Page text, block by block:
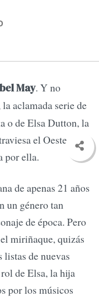
May. Y no
la aclamada serie de
o de Elsa Dutton, la
el Oeste en
por ella.
de apenas 21 años
un género tan
de época. Pero
miriñaque, quizás
listas de nuevas
de Elsa, la hija
por los músicos